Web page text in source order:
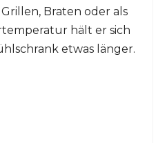
Braten oder als
hält er sich
etwas länger.